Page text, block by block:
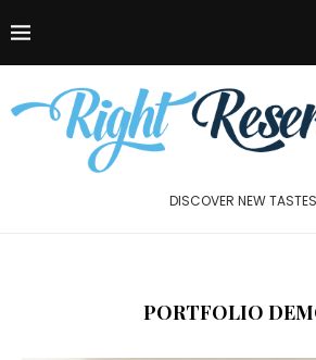
DISCOVER NEW TASTES
PORTFOLIO